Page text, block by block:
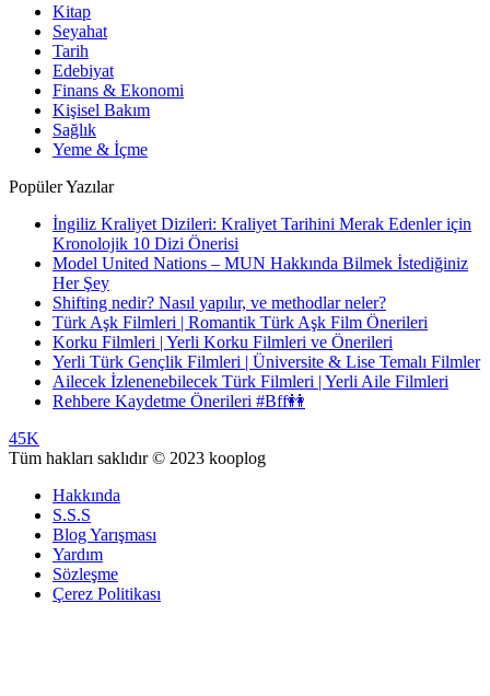
Kitap
Seyahat
Tarih
Edebiyat
Finans & Ekonomi
Kişisel Bakım
Sağlık
Yeme & İçme
Popüler Yazılar
İngiliz Kraliyet Dizileri: Kraliyet Tarihini Merak Edenler için
Kronolojik 10 Dizi Önerisi
Model United Nations – MUN Hakkında Bilmek İstediğiniz
Her Şey
Shifting nedir? Nasıl yapılır, ve methodlar neler?
Türk Aşk Filmleri | Romantik Türk Aşk Film Önerileri
Korku Filmleri | Yerli Korku Filmleri ve Önerileri
Yerli Türk Gençlik Filmleri | Üniversite & Lise Temalı Filmler
Ailecek İzlenenebilecek Türk Filmleri | Yerli Aile Filmleri
Rehbere Kaydetme Önerileri #Bff👭
45K
Tüm hakları saklıdır © 2023 kooplog
Hakkında
S.S.S
Blog Yarışması
Yardım
Sözleşme
Çerez Politikası